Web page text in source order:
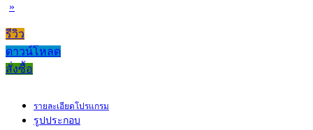
»
รีวิว
ดาวน์โหลด
สั่งซื้อ
รายละเอียดโปรแกรม
รูปประกอบ